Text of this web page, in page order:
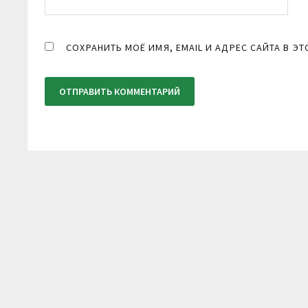
СОХРАНИТЬ МОЁ ИМЯ, EMAIL И АДРЕС САЙТА В